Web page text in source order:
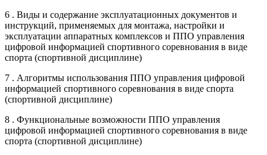
6 . Виды и содержание эксплуатационных документов и
инструкций, применяемых для монтажа, настройки и
эксплуатации аппаратных комплексов и ППО управления
цифровой информацией спортивного соревнования в виде
спорта (спортивной дисциплине)
7 . Алгоритмы использования ППО управления цифровой
информацией спортивного соревнования в виде спорта
(спортивной дисциплине)
8 . Функциональные возможности ППО управления
цифровой информацией спортивного соревнования в виде
спорта (спортивной дисциплине)